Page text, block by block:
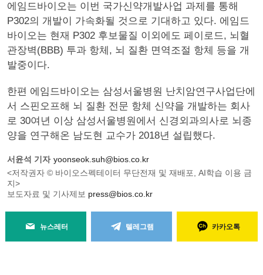
에임드바이오는 이번 국가신약개발사업 과제를 통해
P302의 개발이 가속화될 것으로 기대하고 있다. 에임드
바이오는 현재 P302 후보물질 이외에도 페이로드, 뇌혈
관장벽(BBB) 투과 항체, 뇌 질환 면역조절 항체 등을 개
발중이다.
한편 에임드바이오는 삼성서울병원 난치암연구사업단에
서 스핀오프해 뇌 질환 전문 항체 신약을 개발하는 회사
로 30여년 이상 삼성서울병원에서 신경외과의사로 뇌종
양을 연구해온 남도현 교수가 2018년 설립했다.
서윤석 기자 yoonseok.suh@bios.co.kr
<저작권자 © 바이오스펙테이터 무단전재 및 재배포, AI학습 이용 금
지>
보도자료 및 기사제보 press@bios.co.kr
뉴스레터 텔레그램 카카오톡